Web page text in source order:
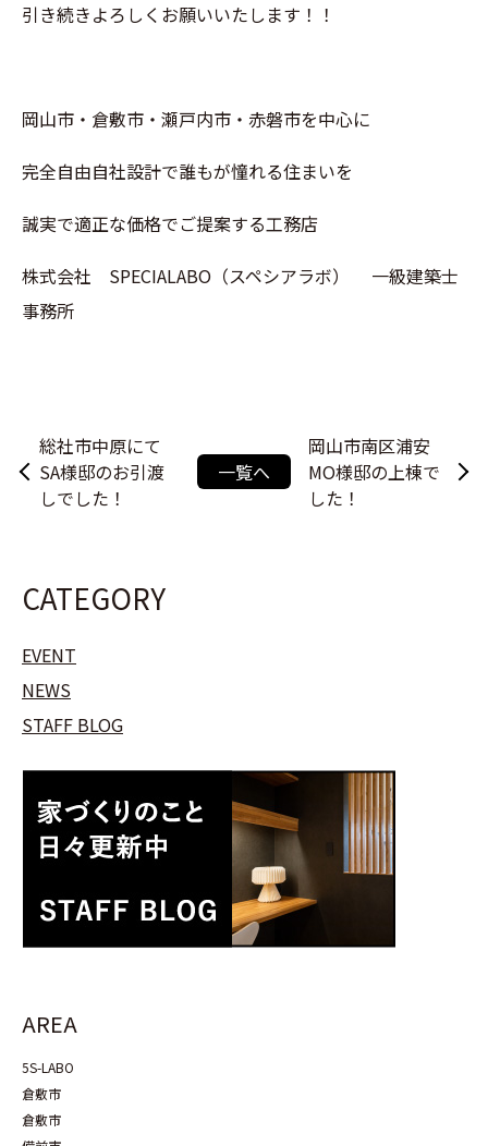
引き続きよろしくお願いいたします！！
岡山市・倉敷市・瀬戸内市・赤磐市を中心に
完全自由自社設計で誰もが憧れる住まいを
誠実で適正な価格でご提案する工務店
株式会社 SPECIALABO（スペシアラボ） 一級建築士
事務所
総社市中原にて
SA様邸のお引渡
しでした！
一覧へ
岡山市南区浦安
MO様邸の上棟で
した！
CATEGORY
EVENT
NEWS
STAFF BLOG
AREA
5S-LABO
倉敷市
倉敷市